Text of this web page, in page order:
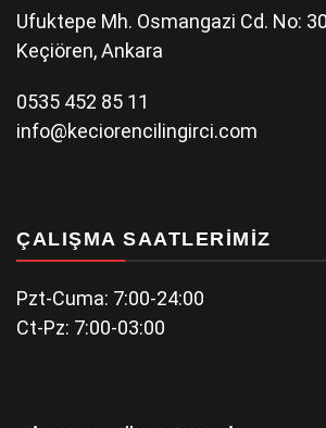
Ufuktepe Mh. Osmangazi Cd. No: 30
Keçiören, Ankara
0535 452 85 11
info@keciorencilingirci.com
ÇALIŞMA SAATLERIMIZ
Pzt-Cuma: 7:00-24:00
Ct-Pz: 7:00-03:00